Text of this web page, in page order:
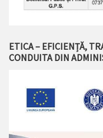
ETICA – EFICIENȚĂ,
CONDUITA DIN